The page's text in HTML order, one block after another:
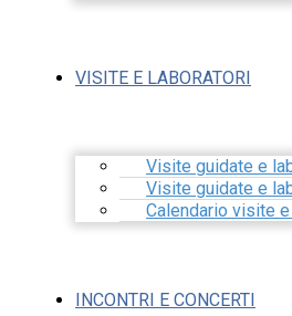
VISITE E LABORATORI
Visite guidate e
Visite guidate e
Calendario visite
INCONTRI E CONCERTI